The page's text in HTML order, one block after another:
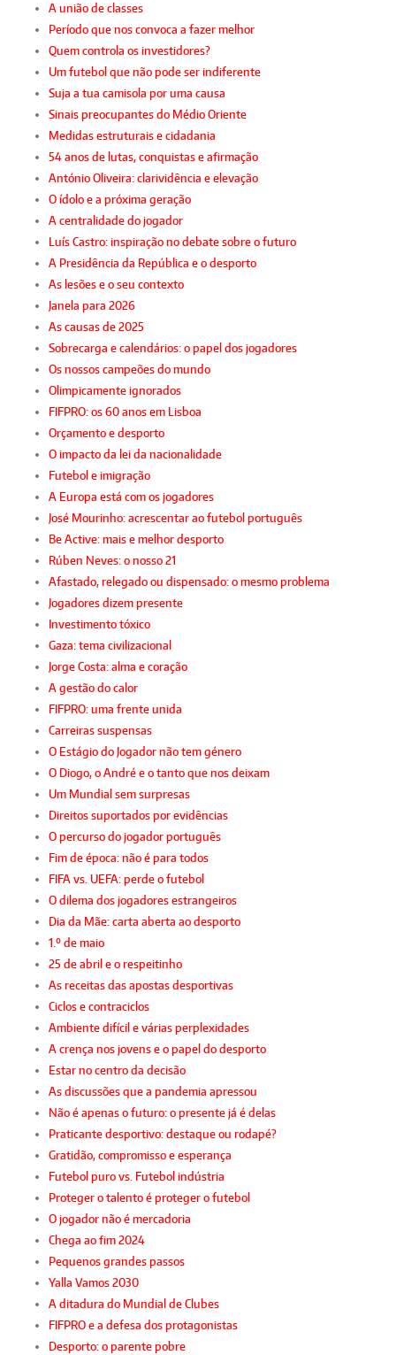
A união de classes
Período que nos convoca a fazer melhor
Quem controla os investidores?
Um futebol que não pode ser indiferente
Suja a tua camisola por uma causa
Sinais preocupantes do Médio Oriente
Medidas estruturais e cidadania
54 anos de lutas, conquistas e afirmação
António Oliveira: clarividência e elevação
O ídolo e a próxima geração
A centralidade do jogador
Luís Castro: inspiração no debate sobre o futuro
A Presidência da República e o desporto
As lesões e o seu contexto
Janela para 2026
As causas de 2025
Sobrecarga e calendários: o papel dos jogadores
Os nossos campeões do mundo
Olimpicamente ignorados
FIFPRO: os 60 anos em Lisboa
Orçamento e desporto
O impacto da lei da nacionalidade
Futebol e imigração
A Europa está com os jogadores
José Mourinho: acrescentar ao futebol português
Be Active: mais e melhor desporto
Rúben Neves: o nosso 21
Afastado, relegado ou dispensado: o mesmo problema
Jogadores dizem presente
Investimento tóxico
Gaza: tema civilizacional
Jorge Costa: alma e coração
A gestão do calor
FIFPRO: uma frente unida
Carreiras suspensas
O Estágio do Jogador não tem género
O Diogo, o André e o tanto que nos deixam
Um Mundial sem surpresas
Direitos suportados por evidências
O percurso do jogador português
Fim de época: não é para todos
FIFA vs. UEFA: perde o futebol
O dilema dos jogadores estrangeiros
Dia da Mãe: carta aberta ao desporto
1.º de maio
25 de abril e o respeitinho
As receitas das apostas desportivas
Ciclos e contraciclos
Ambiente difícil e várias perplexidades
A crença nos jovens e o papel do desporto
Estar no centro da decisão
As discussões que a pandemia apressou
Não é apenas o futuro: o presente já é delas
Praticante desportivo: destaque ou rodapé?
Gratidão, compromisso e esperança
Futebol puro vs. Futebol indústria
Proteger o talento é proteger o futebol
O jogador não é mercadoria
Chega ao fim 2024
Pequenos grandes passos
Yalla Vamos 2030
A ditadura do Mundial de Clubes
FIFPRO e a defesa dos protagonistas
Desporto: o parente pobre